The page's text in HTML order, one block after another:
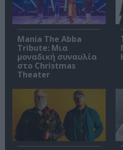
Mania The Abba
Tribute: Μια
μοναδική συναυλία
στο Christmas
Theater